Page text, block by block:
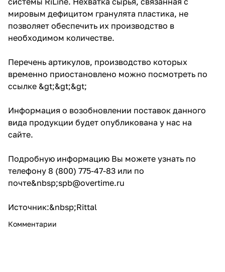
мировым дефицитом гранулята пластика, не
позволяет обеспечить их производство в
необходимом количестве.
Перечень артикулов, производство которых
временно приостановлено можно посмотреть по
ссылке &gt;&gt;&gt;
Информация о возобновлении поставок данного
вида продукции будет опубликована у нас на
сайте.
Подробную информацию Вы можете узнать по
телефону 8 (800) 775-47-83 или по
почте&nbsp;spb@overtime.ru
Источник:&nbsp;Rittal
Комментарии